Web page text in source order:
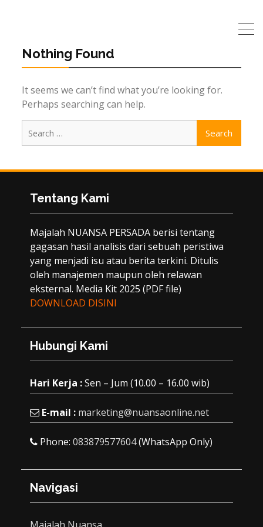
Nothing Found
It seems we can’t find what you’re looking for.
Perhaps searching can help.
for:
Tentang Kami
Majalah NUANSA PERSADA berisi tentang
gagasan hasil analisis dari sebuah peristiwa
yang menjadi isu atau berita terkini. Ditulis
oleh manajemen maupun oleh relawan
eksternal. Media Kit 2025 (PDF file)
DOWNLOAD DISINI
Hubungi Kami
Hari Kerja :Sen – Jum (10.00 – 16.00 wib)
E-mail : marketing@nuansaonline.net
Phone: 083879577604(WhatsApp Only)
Navigasi